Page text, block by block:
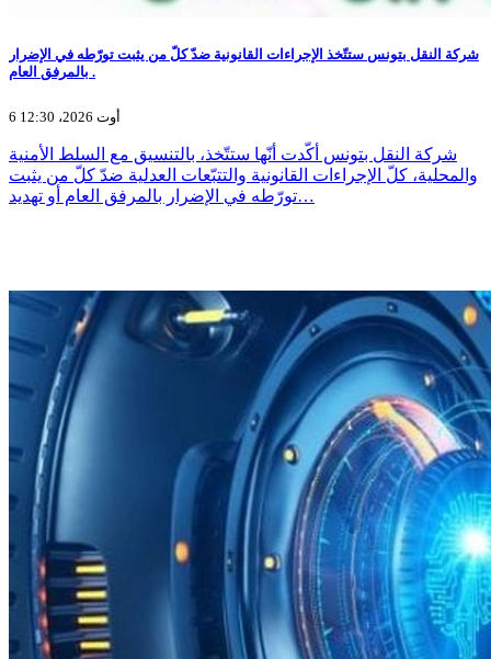
شركة النقل بتونس ستتّخذ الإجراءات القانونية ضدّ كلّ من يثبت تورّطه في الإضرار
بالمرفق العام .
6 أوت 2026، 12:30
شركة النقل بتونس أكّدت أنّها ستتّخذ، بالتنسيق مع السلط الأمنية
والمحلية، كلّ الإجراءات القانونية والتتبّعات العدلية ضدّ كلّ من يثبت
تورّطه في الإضرار بالمرفق العام أو تهديد…